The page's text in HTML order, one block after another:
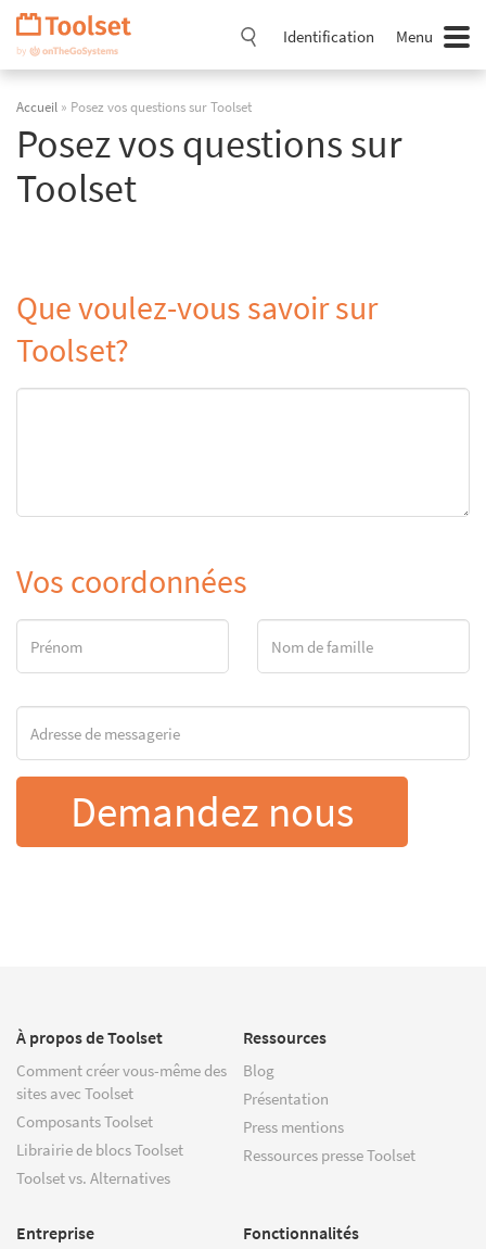
Passer
navigation
Identification Menu
Accueil » Posez vos questions sur Toolset
Posez vos questions sur
Toolset
Que voulez-vous savoir sur
Toolset?
Vos coordonnées
À propos de Toolset
Comment créer vous-même des
sites avec Toolset
Composants Toolset
Librairie de blocs Toolset
Toolset vs. Alternatives
Ressources
Blog
Présentation
Press mentions
Ressources presse Toolset
Entreprise Fonctionnalités